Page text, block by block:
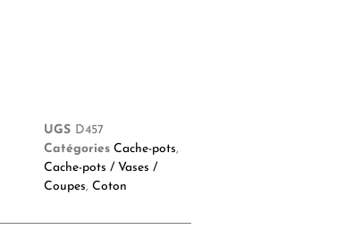
UGS D457
Catégories Cache-pots,
Cache-pots / Vases /
Coupes, Coton